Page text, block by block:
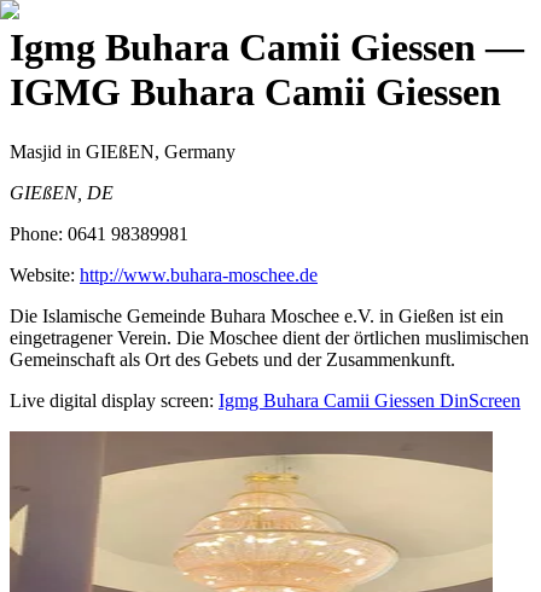
Igmg Buhara Camii Giessen—
IGMG Buhara Camii Giessen
Masjid in GIEßEN, Germany
GIEßEN, DE
Phone: 0641 98389981
Website: http://www.buhara-moschee.de
Die Islamische Gemeinde Buhara Moschee e.V. in Gießen ist ein
eingetragener Verein. Die Moschee dient der örtlichen muslimischen
Gemeinschaft als Ort des Gebets und der Zusammenkunft.
Live digital display screen: Igmg Buhara Camii Giessen DinScreen